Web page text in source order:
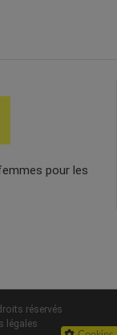
pour les
réservés
légales